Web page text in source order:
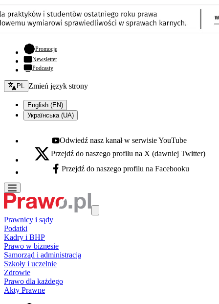
Promocje- otwiera się w nowej karcie
Newsletter
Podcasty
Zmień język - bieżący:
PL Zmień język strony
English (EN)
Українська (UA)
Youtube - otwiera się w nowej karcie
Odwiedź nasz kanał w serwisie YouTube
X - otwiera się w nowej karcie
Przejdź do naszego profilu na X (dawniej Twitter)
Facebook - otwiera się w nowej karcie
Przejdź do naszego profilu na Facebooku
Prawnicy i sądy
Podatki
Kadry i BHP
Prawo w biznesie
Samorząd i administracja
Szkoły i uczelnie
Zdrowie
Prawo dla każdego
Akty Prawne